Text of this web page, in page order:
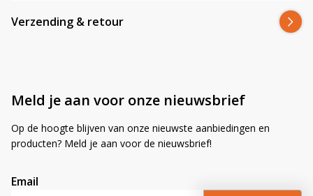
Verzending & retour
Meld je aan voor onze nieuwsbrief
Op de hoogte blijven van onze nieuwste aanbiedingen en
producten? Meld je aan voor de nieuwsbrief!
Email